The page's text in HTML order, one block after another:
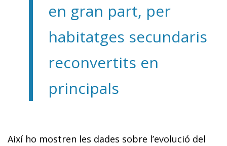
en gran part, per
habitatges secundaris
reconvertits en
principals
Així ho mostren les dades sobre l’evolució del